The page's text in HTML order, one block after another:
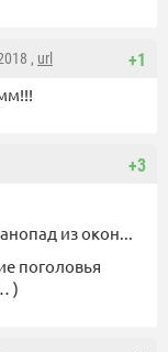
+1
, url
+3
из окон...
поголовья
)